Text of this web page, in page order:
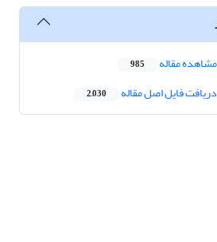
مقاله 985
فایل اصل مقاله 2,030